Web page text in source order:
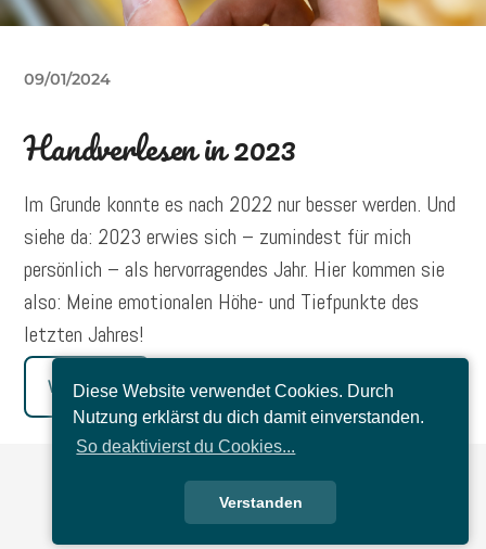
Diese Website verwendet Cookies. Durch
Nutzung erklärst du dich damit einverstanden.
So deaktivierst du Cookies...
Verstanden
09/01/2024
Handverlesen in 2023
Im Grunde konnte es nach 2022 nur besser werden. Und
siehe da: 2023 erwies sich – zumindest für mich
persönlich – als hervorragendes Jahr. Hier kommen sie
also: Meine emotionalen Höhe- und Tiefpunkte des
letzten Jahres!
Weiterlesen
Ältere Beiträge